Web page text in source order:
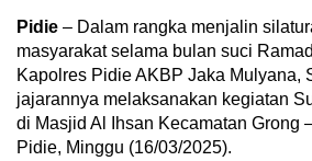
Pidie – Dalam rangka menjalin
masyarakat selama bulan suci
Kapolres Pidie AKBP Jaka Mulyana,
jajarannya melaksanakan kegiatan
di Masjid Al Ihsan Kecamatan Grong
Pidie, Minggu (16/03/2025).